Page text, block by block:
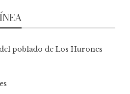
poblado de Los Hurones